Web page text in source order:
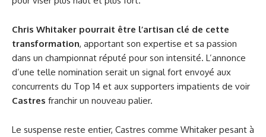
Chris Whitaker pourrait être l’artisan clé de cette
transformation, apportant son expertise et sa passion
dans un championnat réputé pour son intensité. L’annonce
d’une telle nomination serait un signal fort envoyé aux
concurrents du Top 14 et aux supporters impatients de voir
Castres franchir un nouveau palier.
Le suspense reste entier, Castres comme Whitaker pesant à